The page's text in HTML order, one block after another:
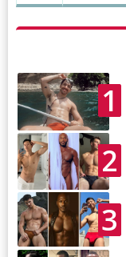
1
2
3